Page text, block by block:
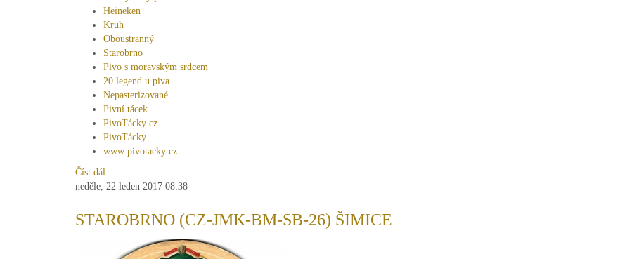
Heineken
Kruh
Oboustranný
Starobrno
Pivo s moravským srdcem
20 legend u piva
Nepasterizované
Pivní tácek
PivoTácky cz
PivoTácky
www pivotacky cz
Číst dál...
neděle, 22 leden 2017 08:38
STAROBRNO (CZ-JMK-BM-SB-26) ŠIMICE